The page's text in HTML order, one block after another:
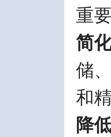
重
简
储
和
降